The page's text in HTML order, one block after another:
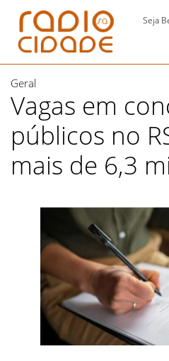
Seja
Geral
Vagas em
públicos no
mais de 6,3